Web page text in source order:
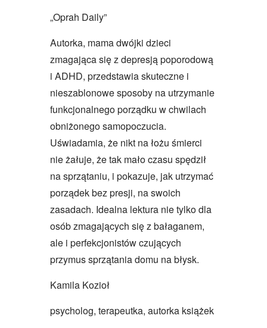
„Oprah Daily”
Autorka, mama dwójki dzieci
zmagająca się z depresją poporodową
i ADHD, przedstawia skuteczne i
nieszablonowe sposoby na utrzymanie
funkcjonalnego porządku w chwilach
obniżonego samopoczucia.
Uświadamia, że nikt na łożu śmierci
nie żałuje, że tak mało czasu spędził
na sprzątaniu, i pokazuje, jak utrzymać
porządek bez presji, na swoich
zasadach. Idealna lektura nie tylko dla
osób zmagających się z bałaganem,
ale i perfekcjonistów czujących
przymus sprzątania domu na błysk.
Kamila Kozioł
psycholog, terapeutka, autorka książek